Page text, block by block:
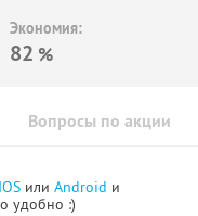
Экономия:
82 %
Вопросы по акции
IOS или Android и
удобно :)